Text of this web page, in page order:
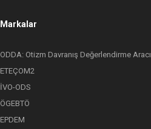
Markalar
ODDA: Otizm Davranış Değerlendirme Aracı
ETEÇOM2
İVO-ODS
ÖGEBTÖ
EPDEM